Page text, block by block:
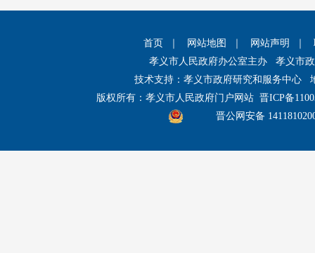
首页 网站地图 网站声明
孝义市人民政府办公室主办 孝义市
技术支持：孝义市政府研究和服务中心
版权所有：孝义市人民政府门户网站 晋ICP备
晋公网安备